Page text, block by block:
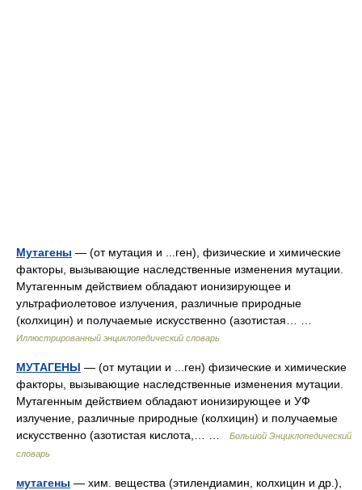
Мутагены — (от мутация и ...ген), физические и химические
факторы, вызывающие наследственные изменения мутации.
Мутагенным действием обладают ионизирующее и
ультрафиолетовое излучения, различные природные
(колхицин) и получаемые искусственно (азотистая… …
Иллюстрированный энциклопедический словарь
МУТАГЕНЫ — (от мутации и ...ген) физические и химические
факторы, вызывающие наследственные изменения мутации.
Мутагенным действием обладают ионизирующее и УФ
излучение, различные природные (колхицин) и получаемые
искусственно (азотистая кислота,… …
Большой Энциклопедический
словарь
мутагены — хим. вещества (этилендиамин, колхицин и др.),